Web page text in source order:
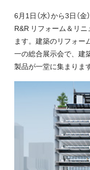
6月1日（水）から3日（
R&R リフォーム＆リ
ます。建築のリフォー
一の総合展示会で、建
製品が一堂に集まりま